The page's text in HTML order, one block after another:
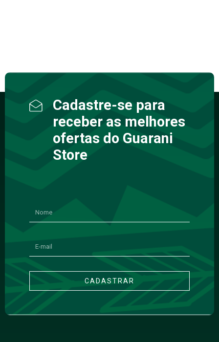
Cadastre-se para
receber as melhores
ofertas do Guarani
Store
CADASTRAR